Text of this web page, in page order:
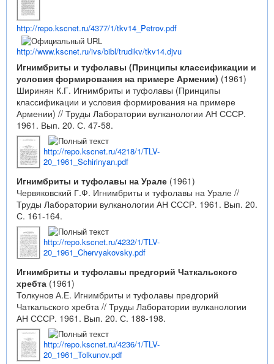
http://repo.kscnet.ru/4377/1/tkv14_Petrov.pdf
http://www.kscnet.ru/ivs/bibl/trudikv/tkv14.djvu
Игнимбриты и туфолавы (Принципы классификации и
условия формирования на примере Армении) (1961)
Ширинян К.Г. Игнимбриты и туфолавы (Принципы
классификации и условия формирования на примере
Армении) // Труды Лаборатории вулканологии АН СССР.
1961. Вып. 20. С. 47-58.
http://repo.kscnet.ru/4218/1/TLV-
20_1961_Schirinyan.pdf
Игнимбриты и туфолавы на Урале (1961)
Червяковский Г.Ф. Игнимбриты и туфолавы на Урале //
Труды Лаборатории вулканологии АН СССР. 1961. Вып. 20.
С. 161-164.
http://repo.kscnet.ru/4232/1/TLV-
20_1961_Chervyakovsky.pdf
Игнимбриты и туфолавы предгорий Чаткальского
хребта (1961)
Толкунов А.Е. Игнимбриты и туфолавы предгорий
Чаткальского хребта // Труды Лаборатории вулканологии
АН СССР. 1961. Вып. 20. С. 188-198.
http://repo.kscnet.ru/4236/1/TLV-
20_1961_Tolkunov.pdf